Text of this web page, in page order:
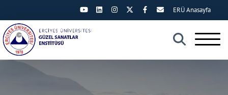
×
ERÜ Anasayfa